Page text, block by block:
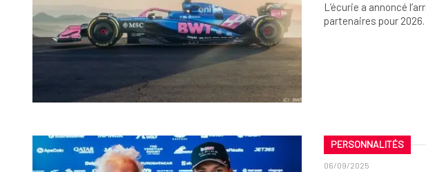
L’écurie a annoncé
partenaires pour 2026.
PERSONNALITÉS
06/09/2025